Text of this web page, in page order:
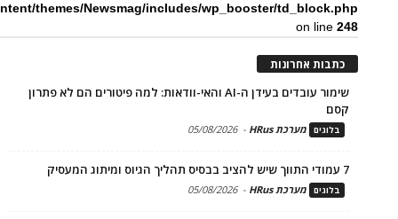
themes/Newsmag/includes/wp_booster/td_block.php
on line248
כתבות אחרונות
שימור עובדים בעידן ה-AI והאי-וודאות: למה פיטורים הם לא פתרון
קסם
בלוגים מערכת HRus -
05/08/2026
7 עמודי התווך שיש להציב בבסיס תהליך הגיוס ומיתוג המעסיק
בלוגים מערכת HRus -
05/08/2026